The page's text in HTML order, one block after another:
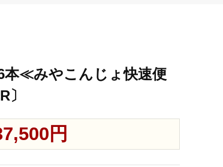
本≪みやこんじょ快速便
円